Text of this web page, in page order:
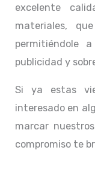
excelente
materiales,
permitiéndole
publicidad y
Si ya estas
interesado en
marcar
compromiso te